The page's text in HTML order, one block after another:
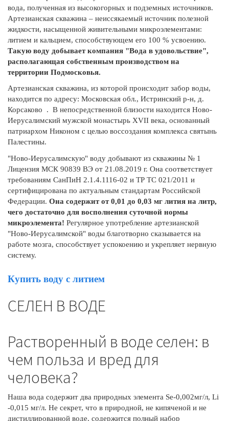
вода, полученная из высокогорных и подземных источников.
Артезианская скважина – неиссякаемый источник полезной
жидкости, насыщенной живительными микроэлементами:
литием и кальцием, способствующем его 100 % усвоению.
Такую воду добывает компания "Вода в удовольствие",
располагающая собственным производством на
территории Подмосковья.
Артезианская скважина, из которой происходит забор воды,
находится по адресу: Московская обл., Истринский р-н, д.
Корсаково . В непосредственной близости находится Ново-
Иерусалимский мужской монастырь XVII века, основанный
патриархом Никоном с целью воссоздания комплекса святынь
Палестины.
"Ново-Иерусалимскую" воду добывают из скважины № 1
Лицензия МСК 90839 ВЭ от 21.08.2019 г. Она соответствует
требованиям СанПиН 2.1.4.1116-02 и ТР ТС 021/2011 и
сертифицирована по актуальным стандартам Российской
Федерации. Она содержит от 0,01 до 0,03 мг лития на литр,
чего достаточно для восполнения суточной нормы
микроэлемента! Регулярное употребление артезианской
"Ново-Иерусалимской" воды благотворно сказывается на
работе мозга, способствует успокоению и укрепляет нервную
систему.
Купить воду с литием
СЕЛЕН В ВОДЕ
Растворенный в воде селен: в
чем польза и вред для
человека?
Наша вода содержит два природных элемента Se-0,002мг/л, Li
-0,015 мг/л. Не секрет, что в природной, не кипяченой и не
дистиллированной воде, содержится полный набор